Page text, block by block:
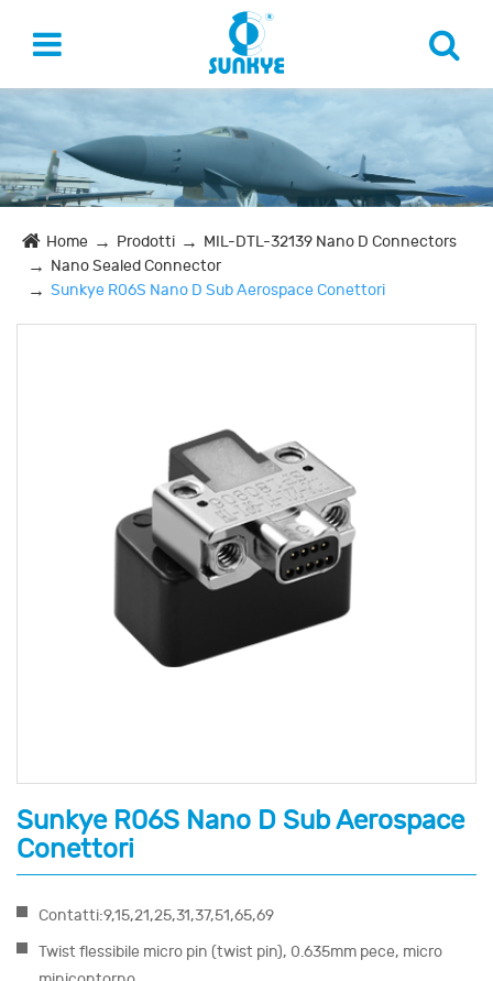
Home Prodotti
MIL-DTL-32139 Nano D Connectors
Nano Sealed Connector
Sunkye R06S Nano D Sub Aerospace Conettori
Sunkye R06S Nano D Sub Aerospace
Conettori
Contatti:9,15,21,25,31,37,51,65,69
Twist flessibile micro pin (twist pin), 0.635mm pece, micro